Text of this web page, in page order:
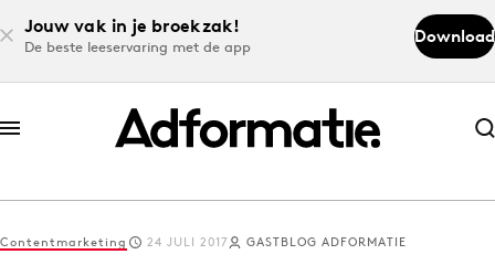
Jouw vak in je broekzak!
De beste leeservaring met de app
Download
Abonneer nu
Abonneer nu
Log in
Contentmarketing 24 JULI 2017 GASTBLOG ADFORMATIE